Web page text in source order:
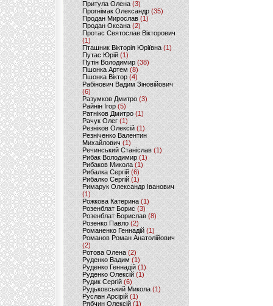
Притула Олена (3)
Прогнімак Олександр(35)
Продан Мирослав(1)
Продан Оксана (2)
Протас Святослав Вікторович
(1)
Пташник Вікторія Юріївна (1)
Путас Юрій (1)
Путін Володимир(38)
Пшонка Артем (8)
Пшонка Віктор(4)
Рабінович Вадим Зіновійович
(6)
Разумков Дмитро (3)
Райнін Ігор(5)
Ратніков Дмитро (1)
Рачук Олег (1)
Резніков Олексій(1)
Резніченко Валентин
Михайлович (1)
Речинський Станіслав (1)
Рибак Володимир(1)
Рибаков Микола(1)
Рибалка Сергій (6)
Рибалко Сергій (1)
Римарук Олександр Іванович
(1)
Рожкова Катерина(1)
Розенблат Борис (3)
Розенблат Борислав (8)
Розенко Павло (2)
Романенко Геннадій (1)
Романов Роман Анатолійович
(2)
Ротова Олена(2)
Руденко Вадим (1)
Руденко Геннадій (1)
Руденко Олексій(1)
Рудик Сергій(6)
Рудьковський Микола (1)
Руслан Арсірій(1)
Рябчин Олексій (1)